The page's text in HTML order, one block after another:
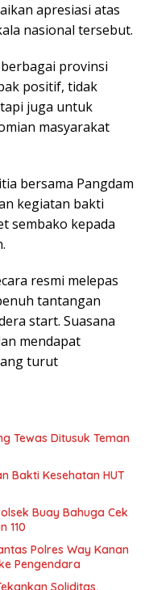
apresiasi atas
nasional tersebut.
provinsi
positif, tidak
juga untuk
masyarakat
bersama Pangdam
kegiatan bakti
sembako kepada
resmi melepas
tantangan
start. Suasana
mendapat
turut
Tewas Ditusuk Teman
Bakti Kesehatan HUT
Buay Bahuga Cek
110
Polres Way Kanan
Pengendara